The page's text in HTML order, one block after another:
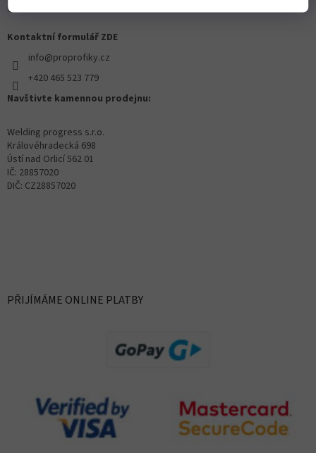
OZVĚTE SE NÁM
Kontaktní formulář ZDE
info@proprofiky.cz
+420 465 523 779
Navštivte kamennou prodejnu:
Welding progress s.r.o.
Královéhradecká 698
Ústí nad Orlicí 562 01
IČ: 28857020
DIČ: CZ28857020
PŘIJÍMÁME ONLINE PLATBY